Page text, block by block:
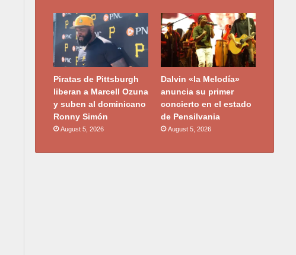
Piratas de Pittsburgh
liberan a Marcell Ozuna
y suben al dominicano
Ronny Simón
August 5, 2026
Dalvin «la Melodía»
anuncia su primer
concierto en el estado
de Pensilvania
August 5, 2026